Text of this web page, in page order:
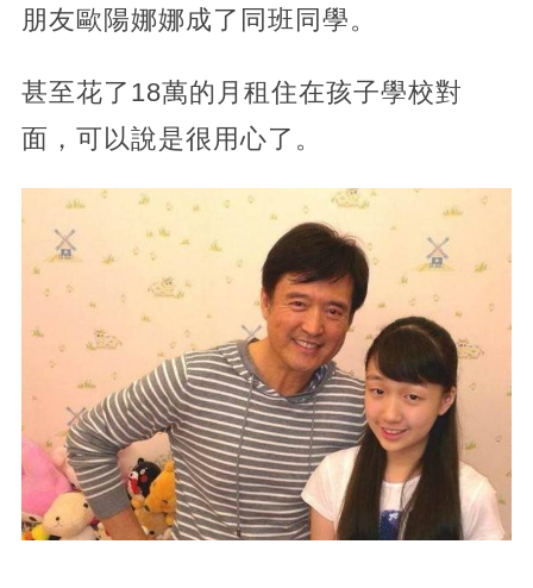
朋友歐陽娜娜成了同班同學。
甚至花了18萬的月租住在孩子學校對
面，可以說是很用心了。